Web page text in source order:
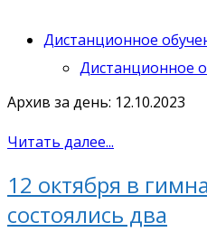
Дистанционное
Дистанционное
Архив за день: 12.10.2023
Читать далее...
12 октября в
состоялись два